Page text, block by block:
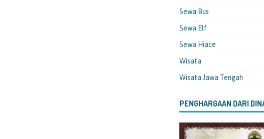
Sewa Bus
Sewa Elf
Sewa Hiace
Wisata
Wisata Jawa Tengah
PENGHARGAAN DARI